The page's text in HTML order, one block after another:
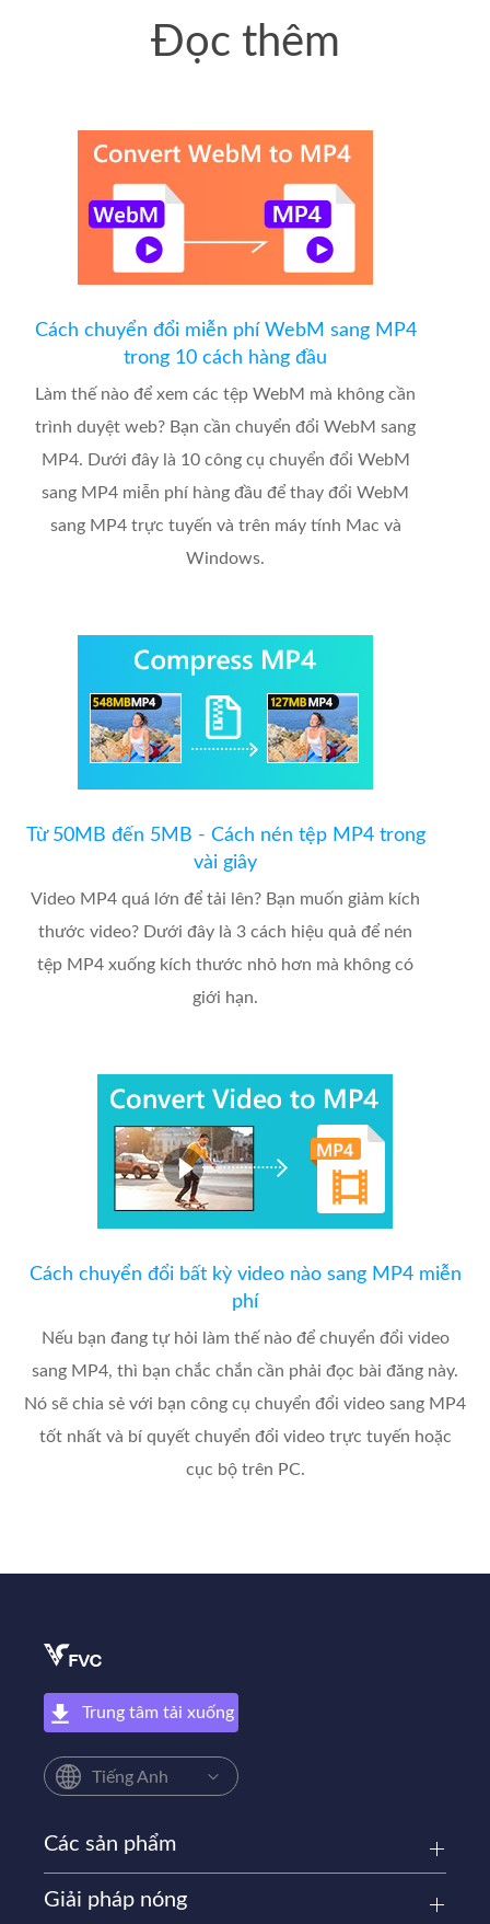
Đọc thêm
Cách chuyển đổi miễn phí WebM sang MP4
trong 10 cách hàng đầu
Làm thế nào để xem các tệp WebM mà không cần
trình duyệt web? Bạn cần chuyển đổi WebM sang
MP4. Dưới đây là 10 công cụ chuyển đổi WebM
sang MP4 miễn phí hàng đầu để thay đổi WebM
sang MP4 trực tuyến và trên máy tính Mac và
Windows.
Từ 50MB đến 5MB - Cách nén tệp MP4 trong
vài giây
Video MP4 quá lớn để tải lên? Bạn muốn giảm kích
thước video? Dưới đây là 3 cách hiệu quả để nén
tệp MP4 xuống kích thước nhỏ hơn mà không có
giới hạn.
Cách chuyển đổi bất kỳ video nào sang MP4 miễn
phí
Nếu bạn đang tự hỏi làm thế nào để chuyển đổi video
sang MP4, thì bạn chắc chắn cần phải đọc bài đăng này.
Nó sẽ chia sẻ với bạn công cụ chuyển đổi video sang MP4
tốt nhất và bí quyết chuyển đổi video trực tuyến hoặc
cục bộ trên PC.
Trung tâm tải xuống
Tiếng Anh
Các sản phẩm
Giải pháp nóng